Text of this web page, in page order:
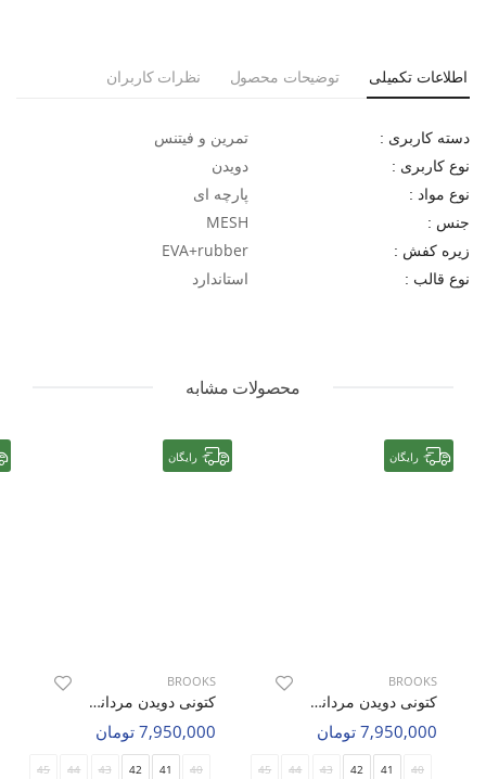
اطلاعات تکمیلی توضیحات محصول نظرات کاربران
دسته کاربری : تمرین و فیتنس
نوع کاربری : دویدن
نوع مواد : پارچه ای
جنس : MESH
زیره کفش : EVA+rubber
نوع قالب : استاندارد
محصولات مشابه
رایگان
BROOKS
کتونی دویدن مردانه بروکس Brooks Ghost-15 M
7,950,000 تومان
رایگان
BROOKS
کتونی دویدن مردانه بروکس Brooks Ghost-15 M
7,950,000 تومان
40
41
42
43
44
45